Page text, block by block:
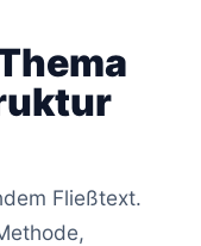
Fließtext.